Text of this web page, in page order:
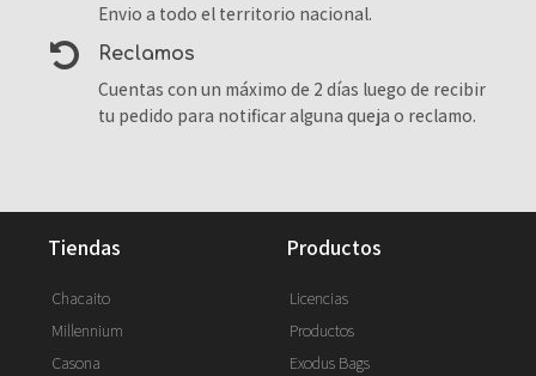
Envio a todo el territorio nacional.
reclamos
Cuentas con un máximo de 2 días luego de recibir
tu pedido para notificar alguna queja o reclamo.
tiendas
Chacaito
Millennium
Casona
productos
Licencias
Productos
Exodus Bags